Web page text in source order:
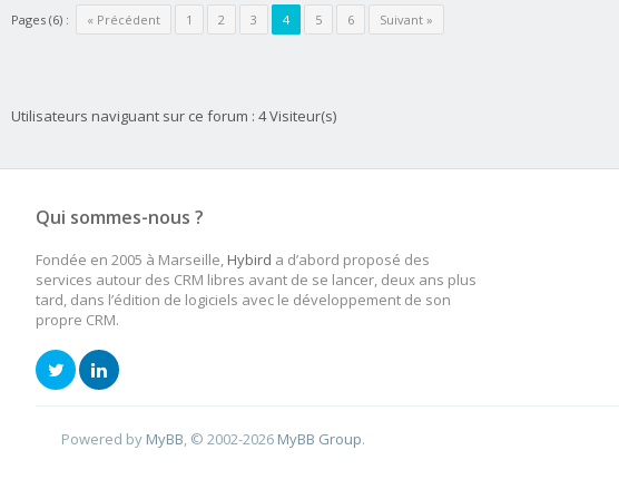
Pages (6) : « Précédent 1 2 3 4 5 6 Suivant »
Utilisateurs naviguant sur ce forum : 4 Visiteur(s)
Qui sommes-nous ?
Fondée en 2005 à Marseille, Hybird a d’abord proposé des
services autour des CRM libres avant de se lancer, deux ans plus
tard, dans l’édition de logiciels avec le développement de son
propre CRM.
Powered by MyBB, © 2002-2026 MyBB Group.